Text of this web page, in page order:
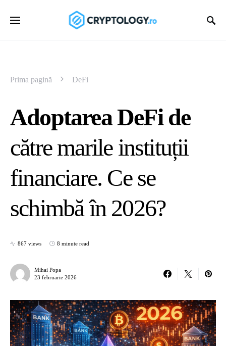
Prima pagină DeFi
Adoptarea DeFi de
către marile instituții
financiare. Ce se
schimbă în 2026?
867 views 8 minute read
Mihai Popa
23 februarie 2026